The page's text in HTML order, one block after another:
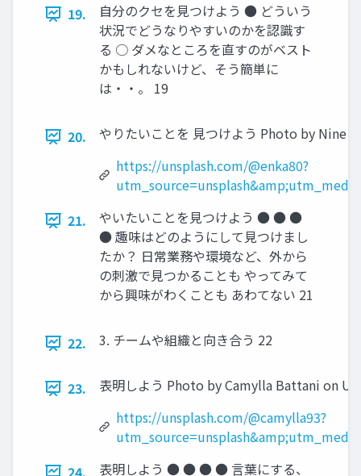
19.
自分のクセを見つけよう ● どういう
状況でどうなりやすいのかを認識す
る ○ ダメなところを直すのがベスト
かもしれないけど、そう簡単に
は・・。 19
20.
やりたいことを 見つけよう Photo by Nine
https://unsplash.com/@enka80?
21.
やいたいことを見つけよう ● ● ●
● 趣味はどのようにして見つけまし
たか？ 日常業務や環境など、外から
の刺激で見つかることも やってみて
から興味がわくことも あわてない 21
22. 3. チームや組織と向き合う 22
23.
表明しよう Photo by Camylla Battani on
https://unsplash.com/@camylla93?
表明しよう ● ● ● ● 言葉にする、